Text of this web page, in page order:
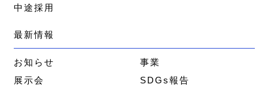
中途採用
最新情報
お知らせ
事業
展示会
SDGs報告